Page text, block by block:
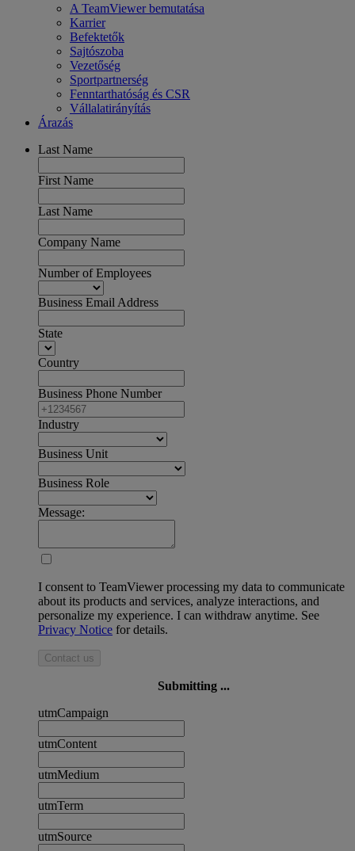
A TeamViewer bemutatása
Karrier
Befektetők
Sajtószoba
Vezetőség
Sportpartnerség
Fenntarthatóság és CSR
Vállalatirányítás
Árazás
Last Name
First Name
Last Name
Company Name
Number of Employees
Business Email Address
State
Country
Business Phone Number
Industry
Business Unit
Business Role
Message:
I consent to TeamViewer processing my data to communicate
about its products and services, analyze interactions, and
personalize my experience. I can withdraw anytime. See
Privacy Notice for details.
Contact us
Submitting ...
utmCampaign
utmContent
utmMedium
utmTerm
utmSource